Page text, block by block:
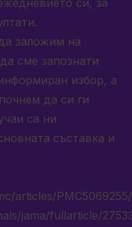
си, за
заложим на
сме запознати
избор, а
да си ги
са ни
съставка и
articles/PMC5069255/
jama/fullarticle/